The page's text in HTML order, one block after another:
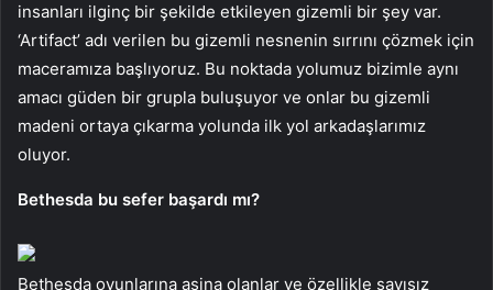
insanları ilginç bir şekilde etkileyen gizemli bir şey var.
‘Artifact’ adı verilen bu gizemli nesnenin sırrını çözmek için
maceramıza başlıyoruz. Bu noktada yolumuz bizimle aynı
amacı güden bir grupla buluşuyor ve onlar bu gizemli
madeni ortaya çıkarma yolunda ilk yol arkadaşlarımız
oluyor.
Bethesda bu sefer başardı mı?
Bethesda oyunlarına aşina olanlar ve özellikle sayısız